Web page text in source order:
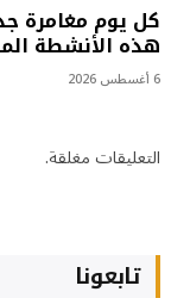
كل يوم مغامرة
هذه الأنشطة
6 أغسطس 2026
التعليقات مغلقة.
تابعونا